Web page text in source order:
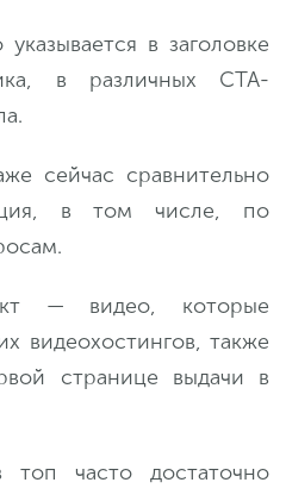
в заголовке
в различных CTA-
сейчас сравнительно
в том числе, по
— видео, которые
видеохостингов, также
странице выдачи в
часто достаточно